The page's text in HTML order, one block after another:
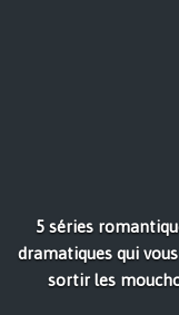
5 séries
dramatiques qui
sortir les